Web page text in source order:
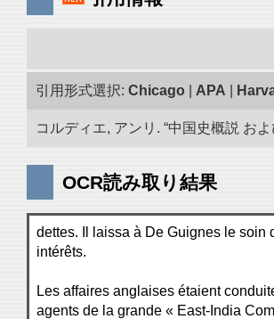
引用形式選択: Chicago APA
コルディエ, アンリ. “中国史概説 お
OCR読み取り結果
dettes. Il laissa à De Guignes le soin
intérêts.
Les affaires anglaises étaient
agents de la grande « East-India